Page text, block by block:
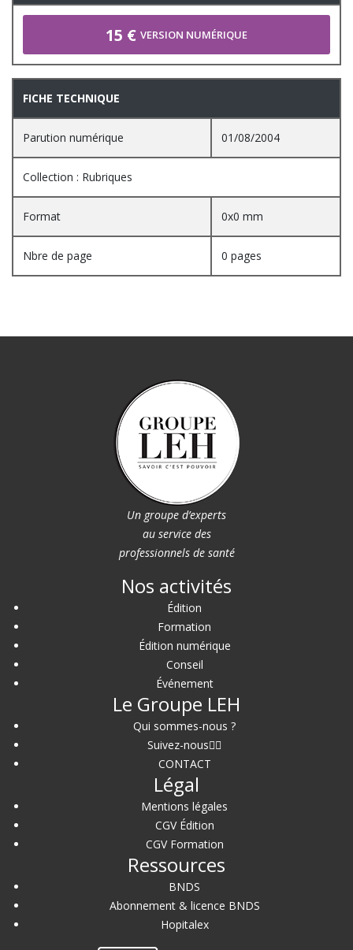
15 € VERSION NUMÉRIQUE
FICHE TECHNIQUE
Parution numérique 01/08/2004
Collection : Rubriques
Format 0x0 mm
Nbre de page 0 pages
Un groupe d’experts
au service des
professionnels de santé
Nos activités
Édition
Formation
Édition numérique
Conseil
Événement
Le Groupe LEH
Qui sommes-nous ?
Suivez-nous
CONTACT
Légal
Mentions légales
CGV Édition
CGV Formation
Ressources
BNDS
Abonnement & licence BNDS
Hopitalex